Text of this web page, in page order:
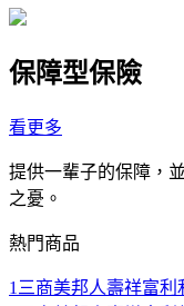
保障型保險
看更多
提供一輩子的保障，
之憂。
熱門商品
1 三商美邦人壽祥富